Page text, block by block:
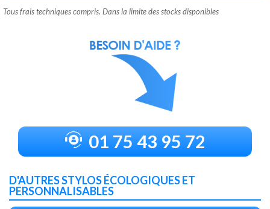
Tous frais techniques compris. Dans la limite des stocks disponibles
01 75 43 95 72
D'AUTRES STYLOS ÉCOLOGIQUES ET
PERSONNALISABLES